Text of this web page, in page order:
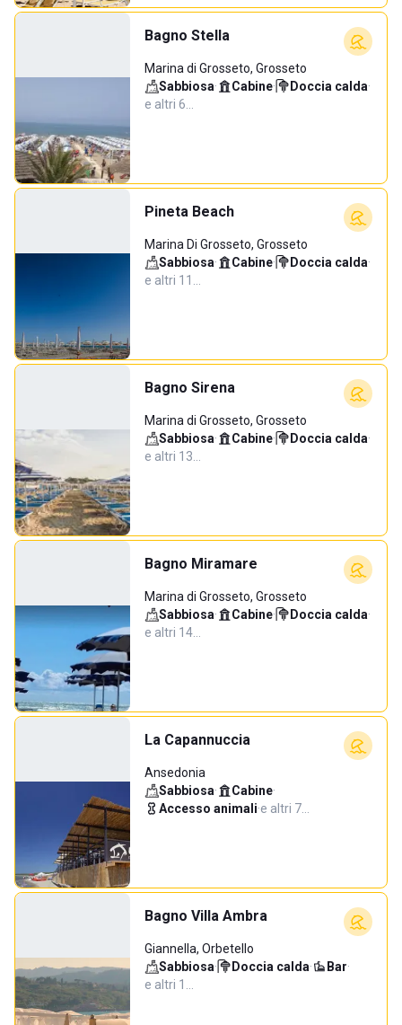
Bagno Stella
Marina di Grosseto, Grosseto
Sabbiosa· Cabine· Doccia calda·
e altri 6…
Pineta Beach
Marina Di Grosseto, Grosseto
Sabbiosa· Cabine· Doccia calda·
e altri 11…
Bagno Sirena
Marina di Grosseto, Grosseto
Sabbiosa· Cabine· Doccia calda·
e altri 13…
Bagno Miramare
Marina di Grosseto, Grosseto
Sabbiosa· Cabine· Doccia calda·
e altri 14…
La Capannuccia
Ansedonia
Sabbiosa· Cabine·
Accesso animali·e altri 7…
Bagno Villa Ambra
Giannella, Orbetello
Sabbiosa· Doccia calda· Bar·
e altri 1…